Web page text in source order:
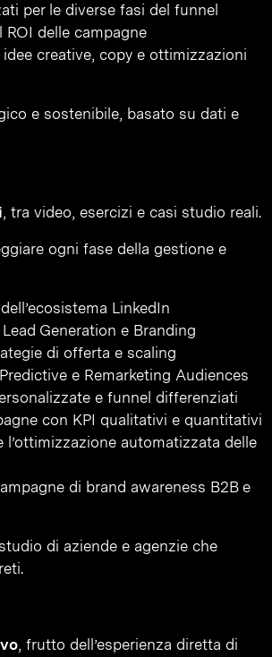
per le diverse fasi del funnel
delle campagne
creative, copy e ottimizzazioni
e sostenibile, basato su dati e
, tra video, esercizi e casi studio reali.
ogni fase della gestione e
LinkedIn
Generation e Branding
di offerta e scaling
e Remarketing Audiences
e funnel differenziati
con KPI qualitativi e quantitativi
l’ottimizzazione automatizzata delle
di brand awareness B2B e
di aziende e agenzie che
, frutto dell’esperienza diretta di